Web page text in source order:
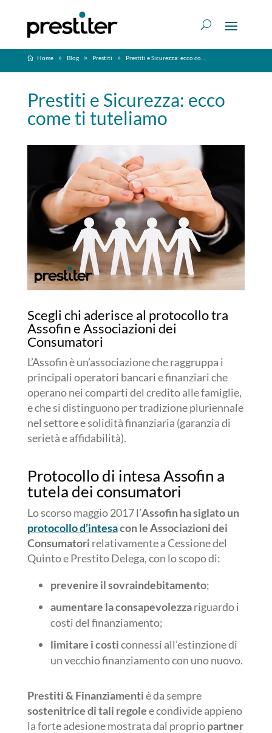
Home Blog Prestiti Prestiti e Sicurezza: ecco come ti tuteliamo
Prestiti e Sicurezza: ecco
come ti tuteliamo
Scegli chi aderisce al protocollo tra
Assofin e Associazioni dei
Consumatori
L’Assofin è un’associazione che raggruppa i
principali operatori bancari e finanziari che
operano nei comparti del credito alle famiglie,
e che si distinguono per tradizione pluriennale
nel settore e solidità finanziaria (garanzia di
serietà e affidabilità).
Protocollo di intesa Assofin a
tutela dei consumatori
Lo scorso maggio 2017 l’Assofin ha siglato un
protocollo d’intesacon le Associazioni dei
Consumatori relativamente a Cessione del
Quinto e Prestito Delega, con lo scopo di:
prevenire il sovraindebitamento;
aumentare la consapevolezzariguardo i
costi del finanziamento;
limitare i costiconnessi all’estinzione di
un vecchio finanziamento con uno nuovo.
Prestiti & Finanziamentiè da sempre
sostenitrice di tali regolee condivide appieno
la forte adesione mostrata dal propriopartner